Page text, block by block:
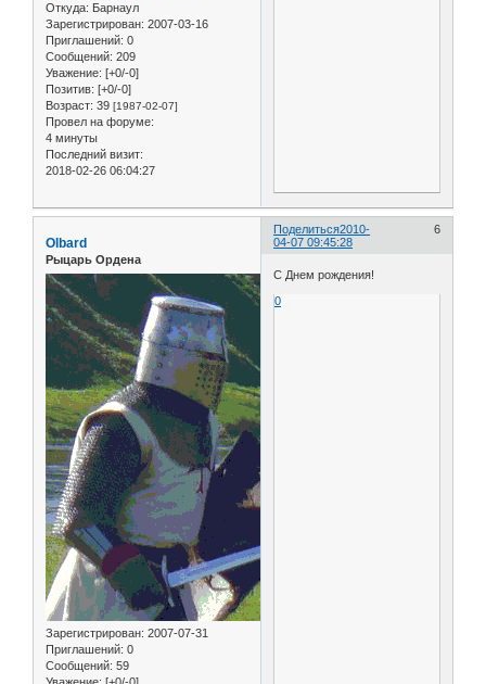
Откуда: Барнаул
Зарегистрирован: 2007-03-16
Приглашений: 0
Сообщений: 209
Уважение: [+0/-0]
Позитив: [+0/-0]
Возраст: 39 [1987-02-07]
Провел на форуме:
4 минуты
Последний визит:
2018-02-26 06:04:27
Поделиться 6
2010-
04-07 09:45:28
Olbard
Рыцарь Ордена
Зарегистрирован: 2007-07-31
Приглашений: 0
Сообщений: 59
С Днем рождения!
0